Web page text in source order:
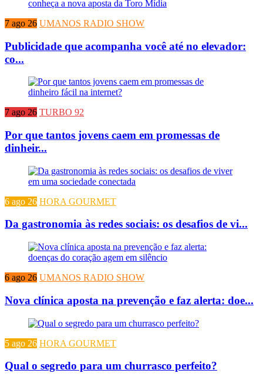
7 ago 26 UMANOS RADIO SHOW
Publicidade que acompanha você até no elevador:
co...
7 ago 26 TURBO 92
Por que tantos jovens caem em promessas de
dinheir...
6 ago 26 HORA GOURMET
Da gastronomia às redes sociais: os desafios de vi...
6 ago 26 UMANOS RADIO SHOW
Nova clínica aposta na prevenção e faz alerta: doe...
5 ago 26 HORA GOURMET
Qual o segredo para um churrasco perfeito?